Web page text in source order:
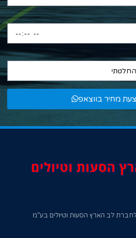
מחיר בווצאפ
לב הארץ הסעות וטיולים בע”מ